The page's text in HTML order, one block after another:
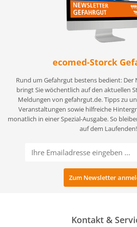
ecomed-Storck
Rund um Gefahrgut bestens bedient: Der
bringt Sie wöchentlich auf den aktuellen
Meldungen von gefahrgut.de. Tipps zu
Veranstaltungen sowie hilfreiche
monatlich in einer Spezial-Ausgabe. So
auf dem Laufenden!
Kontakt &